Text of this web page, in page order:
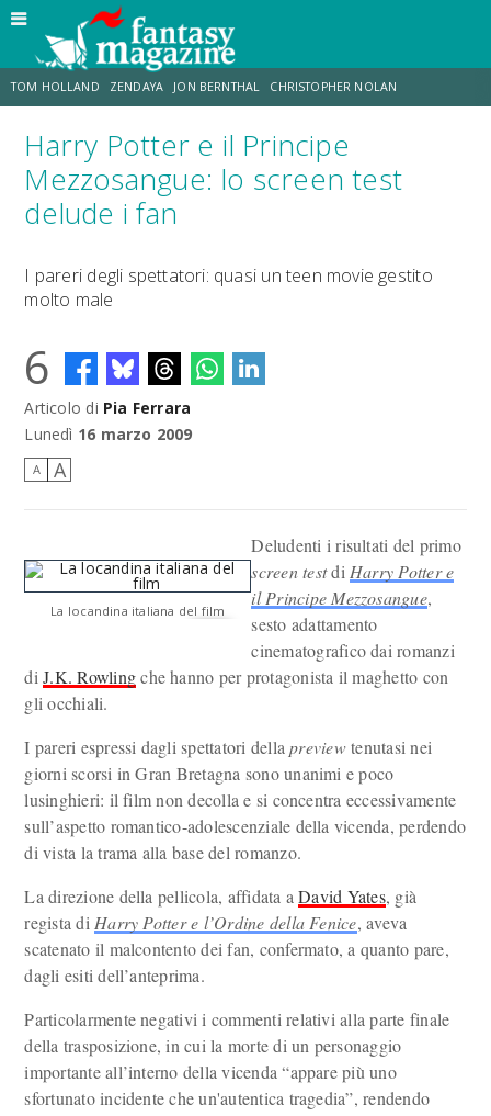
TOM HOLLAND ZENDAYA JON BERNTHAL CHRISTOPHER NOLAN
STRANIMONDI LUCCA COMICS & GAMES ODISSEA TRAMELL TILLMAN
Harry Potter e il Principe
Mezzosangue: lo screen test
delude i fan
I pareri degli spettatori: quasi un teen movie gestito
molto male
6
Articolo di Pia Ferrara
Lunedì 16 marzo 2009
A A
La locandina italiana del film
Deludenti i risultati del primo
screen testdi Harry Potter e
il Principe Mezzosangue,
sesto adattamento
cinematografico dai romanzi
diJ.K. Rowlingche hanno per protagonista il maghetto con
gli occhiali.
I pareri espressi dagli spettatori dellapreviewtenutasi nei
giorni scorsi in Gran Bretagna sono unanimi e poco
lusinghieri: il film non decolla e si concentra eccessivamente
sull’aspetto romantico-adolescenziale della vicenda, perdendo
di vista la trama alla base del romanzo.
La direzione della pellicola, affidata aDavid Yates, già
regista di Harry Potter e l’Ordine della Fenice, aveva
scatenato il malcontento dei fan, confermato, a quanto pare,
dagli esiti dell’anteprima.
Particolarmente negativi i commenti relativi alla parte finale
della trasposizione, in cui la morte di un personaggio
importante all’interno della vicenda “appare più uno
sfortunato incidente che un'autentica tragedia”, rendendo